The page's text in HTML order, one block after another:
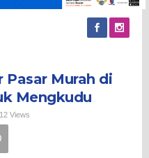
Pasar Murah di
Mengkudu
Views